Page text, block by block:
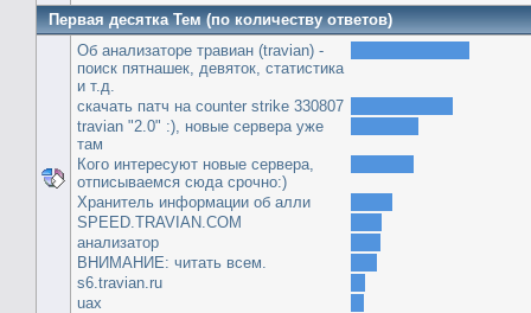
Первая десятка Тем (по количеству ответов)
Об анализаторе травиан (travian) -
поиск пятнашек, девяток, статистика
и т.д.
скачать патч на сounter strike 330807
travian "2.0" :), новые сервера уже
там
Кого интересуют новые сервера,
отписываемся сюда срочно:)
Хранитель информации об алли
SPEED.TRAVIAN.COM
анализатор
ВНИМАНИЕ: читать всем.
s6.travian.ru
uax